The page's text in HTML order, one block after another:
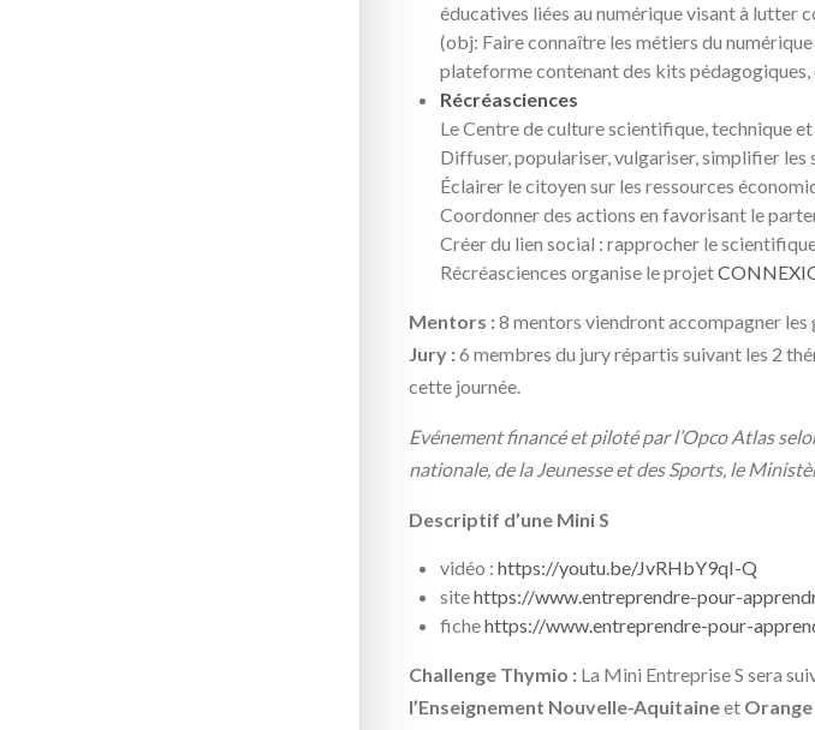
éducatives liées au numérique visant à lutter
(obj: Faire connaître les métiers du
plateforme contenant des kits pédagogiques,
Récréasciences
Le Centre de culture scientifique, technique
Diffuser, populariser, vulgariser, simplifier les
Éclairer le citoyen sur les ressources
Coordonner des actions en favorisant le
Créer du lien social : rapprocher le
Récréasciences organise le projet
Mentors :8 mentors viendront accompagner les
Jury :6 membres du jury répartis suivant les 2
cette journée.
Evénement financé et piloté par l’Opco Atlas
nationale, de la Jeunesse et des Sports, le
Descriptif d’une Mini S
vidéo : https://youtu.be/JvRHbY9qI-Q
sitehttps://www.entreprendre-pour-
fichehttps://www.entreprendre-pour-
Challenge Thymio : La Mini Entreprise S sera
l’Enseignement Nouvelle-Aquitaineet